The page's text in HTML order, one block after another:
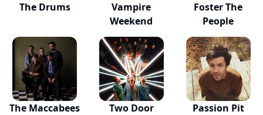
The Drums
Vampire
Weekend
Foster The
People
The Maccabees
Two Door
Passion Pit